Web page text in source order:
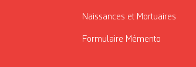
Naissances et Mortuaires
Formulaire Mémento